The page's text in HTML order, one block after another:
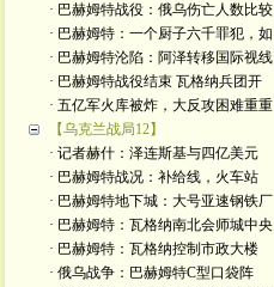
· 巴赫姆特战役：俄乌伤亡人数比较
· 巴赫姆特：一个厨子六千罪犯，如
· 巴赫姆特沦陷：阿泽转移国际视线
· 巴赫姆特战役结束 瓦格纳兵团开
· 五亿军火库被炸，大反攻困难重重
【乌克兰战局12】
· 记者赫什：泽连斯基与四亿美元
· 巴赫姆特战况：补给线，火车站
· 巴赫姆特地下城：大号亚速钢铁厂
· 巴赫姆特：瓦格纳南北会师城中央
· 巴赫姆特：瓦格纳控制市政大楼
· 俄乌战争：巴赫姆特C型口袋阵